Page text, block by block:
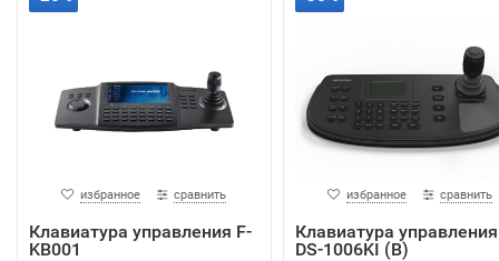
избранное сравнить
Клавиатура управления F-
KB001
избранное сравнить
Клавиатура управления
DS-1006KI (B)